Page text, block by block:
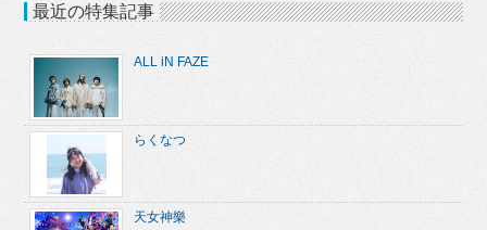
最近の特集記事
ALL iN FAZE
らくなつ
天女神樂